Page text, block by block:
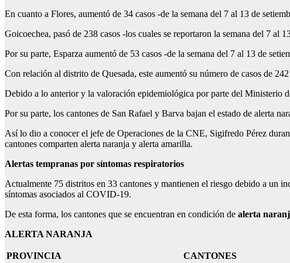
En cuanto a Flores, aumentó de 34 casos -de la semana del 7 al 13 de
Goicoechea, pasó de 238 casos -los cuales se reportaron la semana del 7 al
Por su parte, Esparza aumentó de 53 casos -de la semana del 7 al 13 de
Con relación al distrito de Quesada, este aumentó su número de casos de
Debido a lo anterior y la valoración epidemiológica por parte del Ministerio
Por su parte, los cantones de San Rafael y Barva bajan el estado de alerta
Así lo dio a conocer el jefe de Operaciones de la CNE, Sigifredo Pérez
cantones comparten alerta naranja y alerta amarilla.
Alertas tempranas por síntomas respiratorios
Actualmente 75 distritos en 33 cantones y mantienen el riesgo debido a un
síntomas asociados al COVID-19.
De esta forma, los cantones que se encuentran en condición de alerta
ALERTA NARANJA
PROVINCIA
CANTONES